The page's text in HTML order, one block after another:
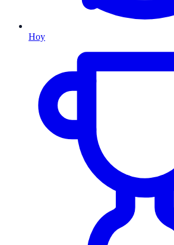
Hoy